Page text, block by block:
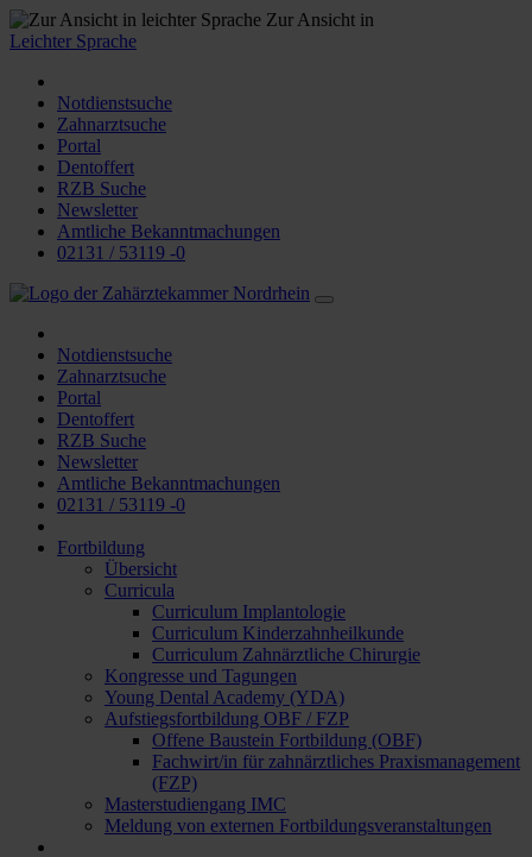
Zur Ansicht in
Leichter Sprache
Notdienstsuche
Zahnarztsuche
Portal
Dentoffert
RZB Suche
Newsletter
Amtliche Bekanntmachungen
02131 / 53119 -0
Notdienstsuche
Zahnarztsuche
Portal
Dentoffert
RZB Suche
Newsletter
Amtliche Bekanntmachungen
02131 / 53119 -0
Fortbildung
Übersicht
Curricula
Curriculum Implantologie
Curriculum Kinderzahnheilkunde
Curriculum Zahnärztliche Chirurgie
Kongresse und Tagungen
Young Dental Academy (YDA)
Aufstiegsfortbildung OBF / FZP
Offene Baustein Fortbildung (OBF)
Fachwirt/in für zahnärztliches Praxismanagement
(FZP)
Masterstudiengang IMC
Meldung von externen Fortbildungsveranstaltungen